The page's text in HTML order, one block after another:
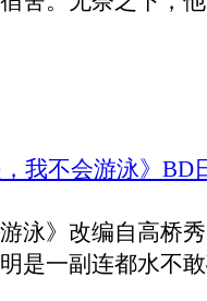
我不会游泳》BD
》改编自高桥秀
是一副连都水不